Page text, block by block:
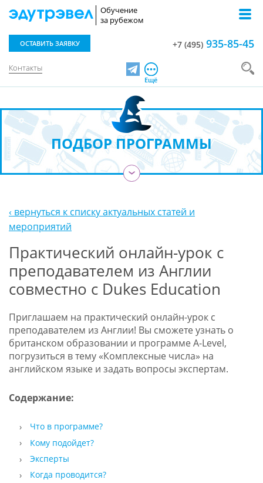
Обучение
за рубежом
Контакты
ОСТАВИТЬ ЗАЯВКУ +7 (495) 935-85-45
TelegramЕщё
ПОДБОР ПРОГРАММЫ
›
‹ вернуться к списку актуальных статей и
мероприятий
Практический онлайн-урок с
преподавателем из Англии
совместно с Dukes Education
Приглашаем на практический онлайн-урок с
преподавателем из Англии! Вы сможете узнать о
британском образовании и программе A-Level,
погрузиться в тему «Комплексные числа» на
английском языке и задать вопросы экспертам.
Содержание:
Что в программе?
Кому подойдет?
Эксперты
Когда проводится?